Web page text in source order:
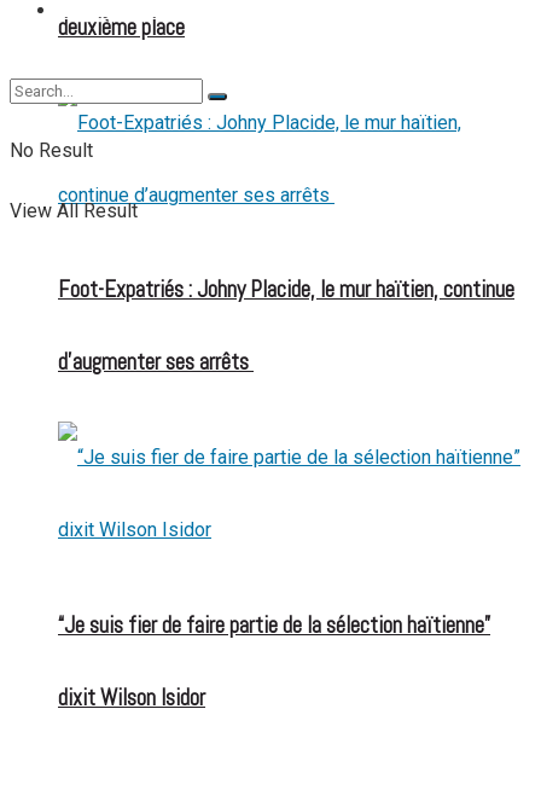
deuxième place
Foot-Expatriés : Johny Placide, le mur haïtien, continue
d’augmenter ses arrêts
“Je suis fier de faire partie de la sélection haïtienne”
dixit Wilson Isidor
No Result
View All Result